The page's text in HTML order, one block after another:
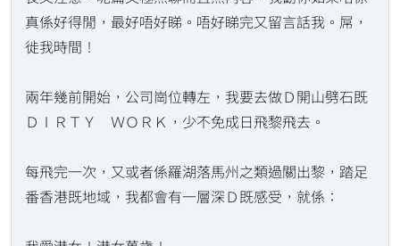
真係好得閒，最好唔好睇。唔好睇完又留言話我。屌，
徙我時間！
兩年幾前開始，公司崗位轉左，我要去做Ｄ開山劈石既
ＤＩＲＴＹ ＷＯＲＫ，少不免成日飛黎飛去。
每飛完一次，又或者係羅湖落馬州之類過關出黎，踏足
番香港既地域，我都會有一層深Ｄ既感受，就係：